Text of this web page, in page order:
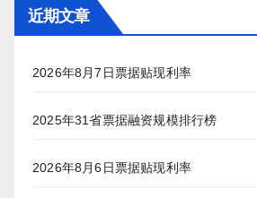
近期文章
2026年8月7日票据贴现利率
2025年31省票据融资规模排行榜
2026年8月6日票据贴现利率